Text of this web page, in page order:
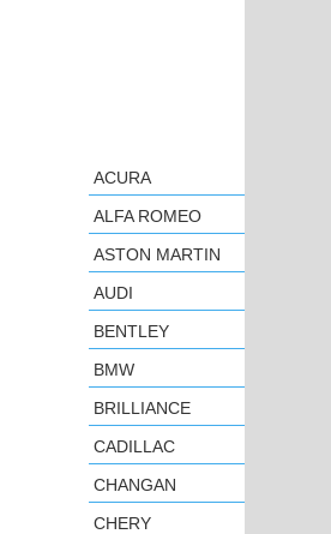
ACURA
ALFA ROMEO
ASTON MARTIN
AUDI
BENTLEY
BMW
BRILLIANCE
CADILLAC
CHANGAN
CHERY